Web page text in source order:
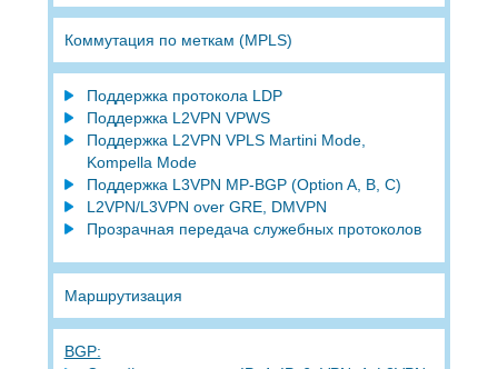
Коммутация по меткам (MPLS)
Поддержка протокола LDP
Поддержка L2VPN VPWS
Поддержка L2VPN VPLS Martini Mode,
Kompella Mode
Поддержка L3VPN MP-BGP (Option A, B, C)
L2VPN/L3VPN over GRE, DMVPN
Прозрачная передача служебных протоколов
Маршрутизация
BGP: